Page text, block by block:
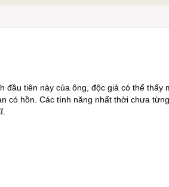
đầu tiên này của ông, độc giả có thể thấy
có hồn. Các tính năng nhất thời chưa